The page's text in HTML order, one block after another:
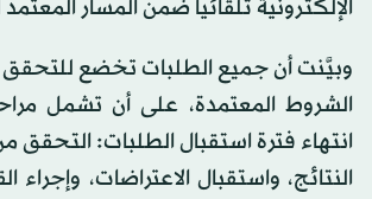
الإلكترونية تلقائياً ضمن المسار المعتمد
وبيَّنت أن جميع الطلبات تخضع للتحقق
الشروط المعتمدة، على أن تشمل
انتهاء فترة استقبال الطلبات: التحقق
النتائج، واستقبال الاعتراضات، وإجراء